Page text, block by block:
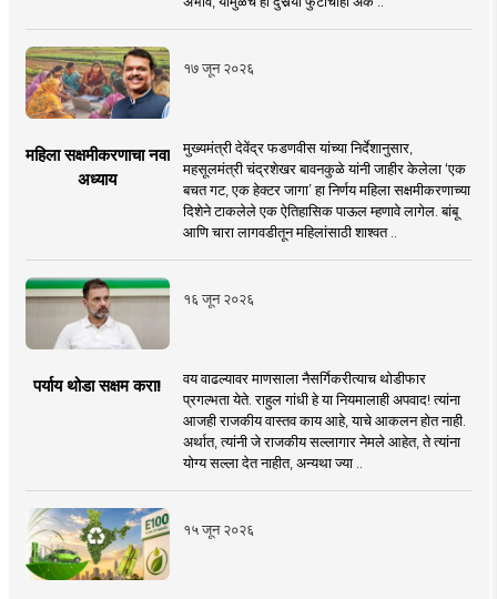
१७ जून २०२६
महिला सक्षमीकरणाचा नवा
अध्याय
मुख्यमंत्री देवेंद्र फडणवीस यांच्या निर्देशानुसार,
महसूलमंत्री चंद्रशेखर बावनकुळे यांनी जाहीर केलेला ‘एक
बचत गट, एक हेक्टर जागा’ हा निर्णय महिला सक्षमीकरणाच्या
दिशेने टाकलेले एक ऐतिहासिक पाऊल म्हणावे लागेल. बांबू
आणि चारा लागवडीतून महिलांसाठी शाश्वत ..
१६ जून २०२६
पर्याय थोडा सक्षम करा!
वय वाढल्यावर माणसाला नैसर्गिकरीत्याच थोडीफार
प्रगल्भता येते. राहुल गांधी हे या नियमालाही अपवाद! त्यांना
आजही राजकीय वास्तव काय आहे, याचे आकलन होत नाही.
अर्थात, त्यांनी जे राजकीय सल्लागार नेमले आहेत, ते त्यांना
योग्य सल्ला देत नाहीत, अन्यथा ज्या ..
१५ जून २०२६